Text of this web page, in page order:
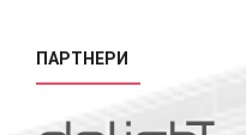
ПАРТНЕРИ